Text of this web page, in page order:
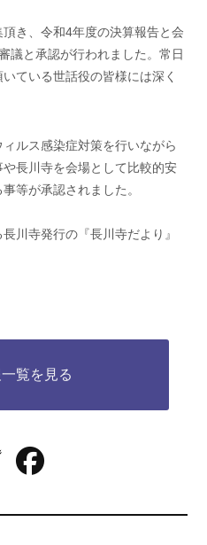
き、令和4年度の決算報告と会
議と承認が行われました。常日
ている世話役の皆様には深く
ルス感染症対策を行いながら
長川寺を会場として比較的安
等が承認されました。
川寺発行の『長川寺だより』
覧を見る